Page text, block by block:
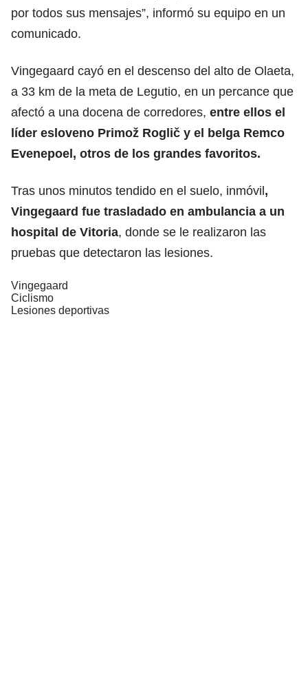
por todos sus mensajes”, informó su equipo en un
comunicado.
Vingegaard cayó en el descenso del alto de Olaeta,
a 33 km de la meta de Legutio, en un percance que
afectó a una docena de corredores, entre ellos el
líder esloveno Primož Roglič y el belga Remco
Evenepoel, otros de los grandes favoritos.
Tras unos minutos tendido en el suelo, inmóvil,
Vingegaard fue trasladado en ambulancia a un
hospital de Vitoria, donde se le realizaron las
pruebas que detectaron las lesiones.
Vingegaard
Ciclismo
Lesiones deportivas